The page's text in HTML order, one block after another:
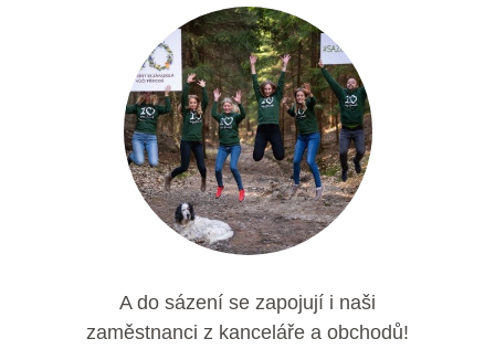
A do sázení se zapojují i naši
zaměstnanci z kanceláře a obchodů!